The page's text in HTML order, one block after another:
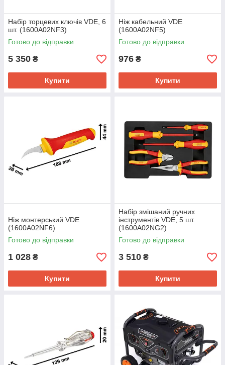
Набір торцевих ключів VDE, 6
шт. (1600A02NF3)
Готово до відправки
5 350 ₴
Купити
Ніж кабельний VDE
(1600A02NF5)
Готово до відправки
976 ₴
Купити
Ніж монтерський VDE
(1600A02NF6)
Готово до відправки
1 028 ₴
Купити
Набір змішаний ручних
інструментів VDE, 5 шт.
(1600A02NG2)
Готово до відправки
3 510 ₴
Купити